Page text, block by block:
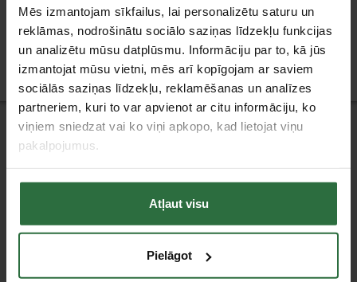
Mēs izmantojam sīkfailus, lai personalizētu saturu un
reklāmas, nodrošinātu sociālo saziņas līdzekļu funkcijas
un analizētu mūsu datplūsmu. Informāciju par to, kā jūs
izmantojat mūsu vietni, mēs arī kopīgojam ar saviem
sociālās saziņas līdzekļu, reklamēšanas un analīzes
partneriem, kuri to var apvienot ar citu informāciju, ko
viņiem sniedzat vai ko viņi apkopo, kad lietojat viņu
pakalpojumus.
Atļaut visu
Pielāgot
18,51 €
Ir noliktavā
14,25 €
Ir noliktavā
Jaunumi
Klientu apkalpošana
Apmaksa